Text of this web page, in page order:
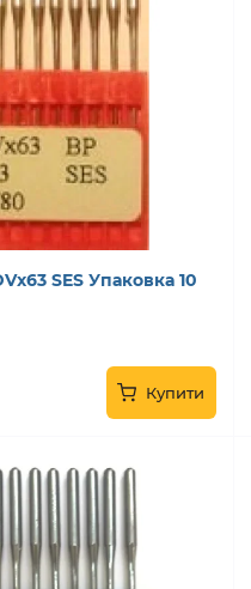
SES Упаковка 10
Купити